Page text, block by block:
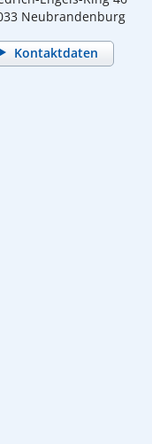
Neubrandenburg
Kontaktdaten